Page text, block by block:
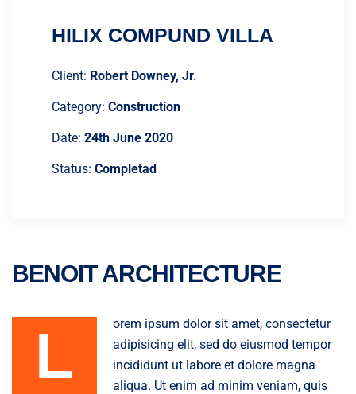
HILIX COMPUND VILLA
Client: Robert Downey, Jr.
Category: Construction
Date: 24th June 2020
Status: Completad
BENOIT ARCHITECTURE
L
orem ipsum dolor sit amet, consectetur
adipisicing elit, sed do eiusmod tempor
incididunt ut labore et dolore magna
aliqua. Ut enim ad minim veniam, quis